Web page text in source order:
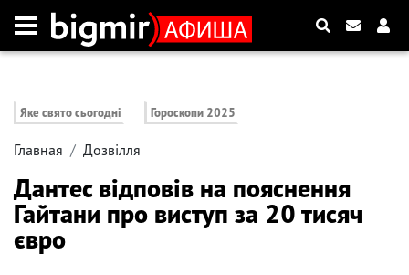
Яке свято сьогодні Гороскопи 2025
Главная Дозвілля
Дантес відповів на пояснення
Гайтани про виступ за 20 тисяч
євро